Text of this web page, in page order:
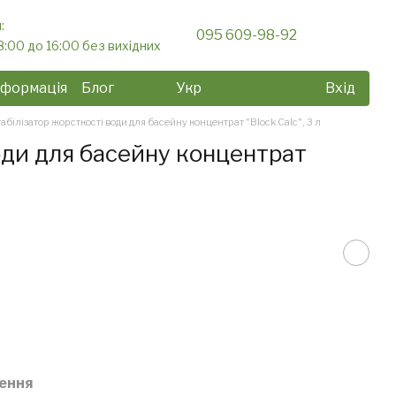
до 16:00 без вихідних
095 609-98-92
Блог
Укр Вхід
жорсткості води для басейну концентрат "Block Calc", 3 л
для басейну концентрат